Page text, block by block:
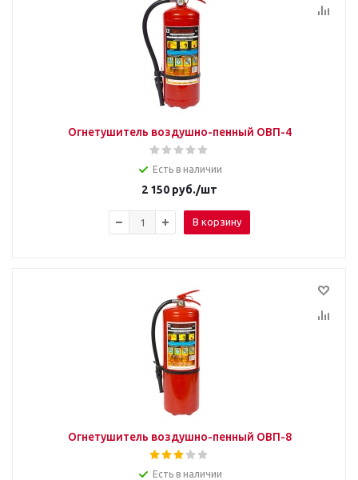
Огнетушитель воздушно-пенный ОВП-4
Есть в наличии
2 150 руб./шт
В корзину
Огнетушитель воздушно-пенный ОВП-8
Есть в наличии